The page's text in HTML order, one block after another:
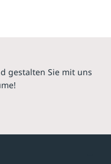
gestalten Sie mit uns